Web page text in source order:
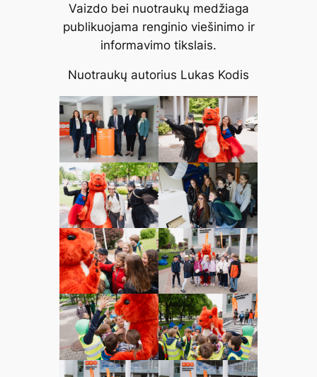
Vaizdo bei nuotraukų medžiaga
publikuojama renginio viešinimo ir
informavimo tikslais.
Nuotraukų autorius Lukas Kodis